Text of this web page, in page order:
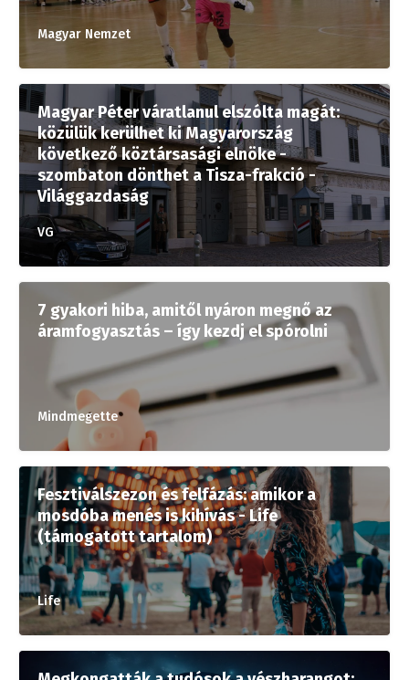
Magyar Nemzet
Magyar Péter váratlanul elszólta magát:
közülük kerülhet ki Magyarország
következő köztársasági elnöke -
szombaton dönthet a Tisza-frakció -
Világgazdaság
VG
7 gyakori hiba, amitől nyáron megnő az
áramfogyasztás – így kezdj el spórolni
Mindmegette
Fesztiválszezon és felfázás: amikor a
mosdóba menés is kihívás - Life
(támogatott tartalom)
Life